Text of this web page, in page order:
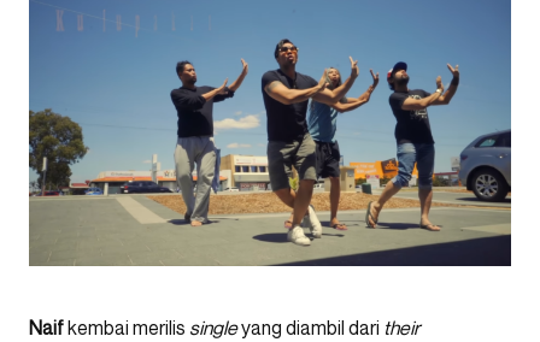
Naifkembai merilis singleyang diambil dari their